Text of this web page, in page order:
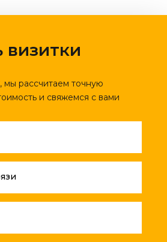
визитки
мы рассчитаем точную
и свяжемся с вами